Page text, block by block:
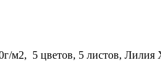
м2, 5 цветов, 5 листов, Лилия